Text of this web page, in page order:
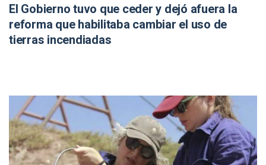
El Gobierno tuvo que ceder y dejó afuera la
reforma que habilitaba cambiar el uso de
tierras incendiadas